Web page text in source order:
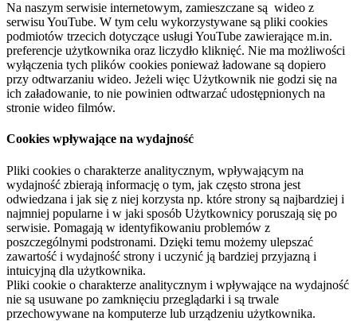
Na naszym serwisie internetowym, zamieszczane są wideo z
serwisu YouTube. W tym celu wykorzystywane są pliki cookies
podmiotów trzecich dotyczące usługi YouTube zawierające m.in.
preferencje użytkownika oraz liczydło kliknięć. Nie ma możliwości
wyłączenia tych plików cookies ponieważ ładowane są dopiero
przy odtwarzaniu wideo. Jeżeli więc Użytkownik nie godzi się na
ich załadowanie, to nie powinien odtwarzać udostępnionych na
stronie wideo filmów.
Cookies wpływające na wydajność
Pliki cookies o charakterze analitycznym, wpływającym na
wydajność zbierają informację o tym, jak często strona jest
odwiedzana i jak się z niej korzysta np. które strony są najbardziej i
najmniej popularne i w jaki sposób Użytkownicy poruszają się po
serwisie. Pomagają w identyfikowaniu problemów z
poszczególnymi podstronami. Dzięki temu możemy ulepszać
zawartość i wydajność strony i uczynić ją bardziej przyjazną i
intuicyjną dla użytkownika.
Pliki cookie o charakterze analitycznym i wpływające na wydajność
nie są usuwane po zamknięciu przeglądarki i są trwale
przechowywane na komputerze lub urządzeniu użytkownika.